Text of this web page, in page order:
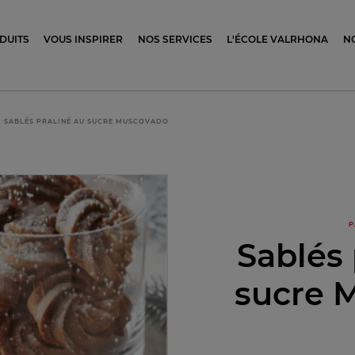
VOUS INSPIRER NOS SERVICES L'ÉCOLE VALRHONA
SABLÉS PRALINÉ AU SUCRE MUSCOVADO
sucre